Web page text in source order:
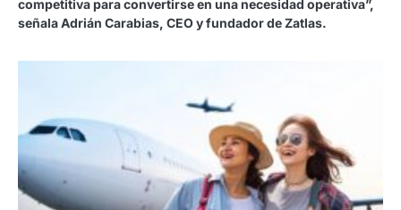
competitiva para convertirse en una necesidad operativa”,
señala Adrián Carabias, CEO y fundador de Zatlas.